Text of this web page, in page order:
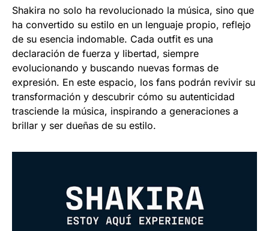
Shakira no solo ha revolucionado la música, sino que
ha convertido su estilo en un lenguaje propio, reflejo
de su esencia indomable. Cada outfit es una
declaración de fuerza y libertad, siempre
evolucionando y buscando nuevas formas de
expresión. En este espacio, los fans podrán revivir su
transformación y descubrir cómo su autenticidad
trasciende la música, inspirando a generaciones a
brillar y ser dueñas de su estilo.